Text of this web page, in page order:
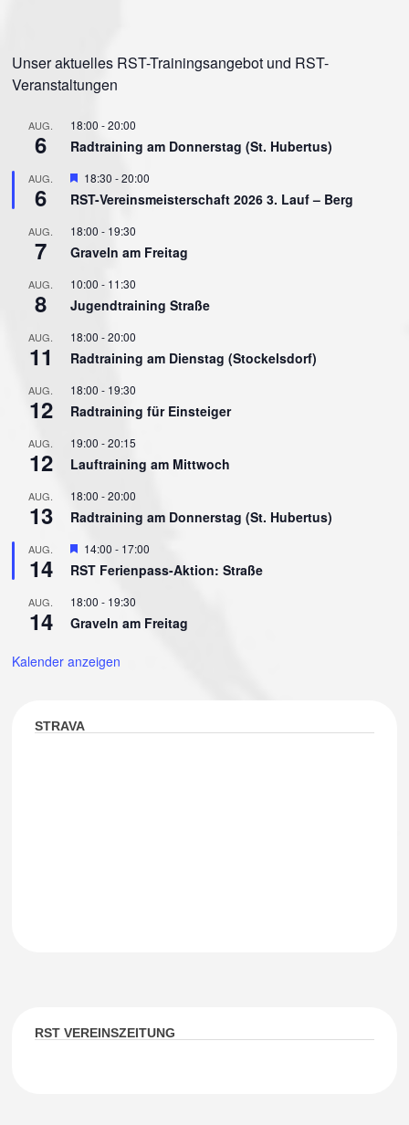
Unser aktuelles RST-Trainingsangebot und RST-
Veranstaltungen
AUG.
6
18:00 -20:00
Radtraining am Donnerstag (St. Hubertus)
AUG.
6
Hervorgehoben
18:30 -20:00
RST-Vereinsmeisterschaft 2026 3. Lauf – Berg
AUG.
7
18:00 - 19:30
Graveln am Freitag
AUG.
8
10:00 - 11:30
Jugendtraining Straße
AUG.
11
18:00 -20:00
Radtraining am Dienstag (Stockelsdorf)
AUG.
12
18:00 - 19:30
Radtraining für Einsteiger
AUG.
12
19:00 -20:15
Lauftraining am Mittwoch
AUG.
13
18:00 -20:00
Radtraining am Donnerstag (St. Hubertus)
AUG.
14
Hervorgehoben
14:00 - 17:00
RST Ferienpass-Aktion: Straße
AUG.
14
18:00 - 19:30
Graveln am Freitag
Kalender anzeigen
STRAVA
RST VEREINSZEITUNG